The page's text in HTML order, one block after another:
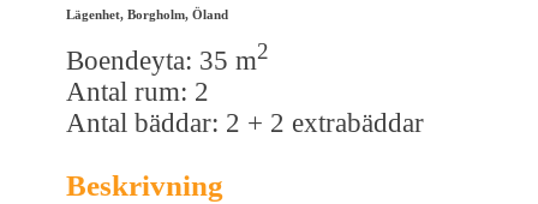
Lägenhet, Borgholm, Öland
Boendeyta: 35 m2
Antal rum: 2
Antal bäddar: 2 + 2 extrabäddar
Beskrivning